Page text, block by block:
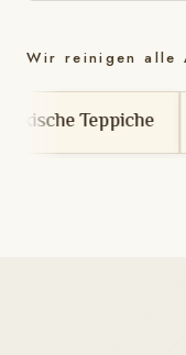
Wir reinigen alle